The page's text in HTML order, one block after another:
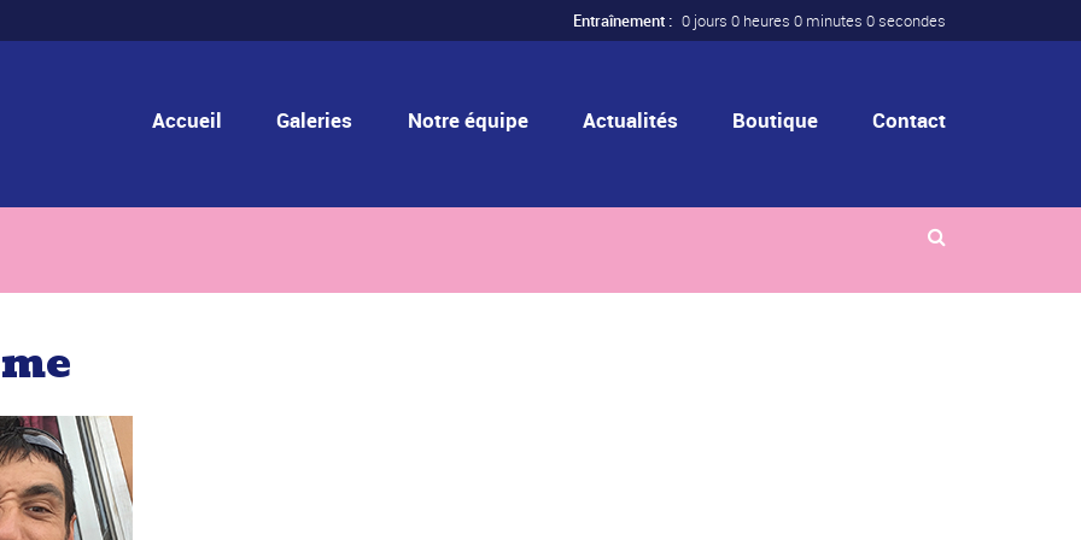
Entraînement : 0 jours 0 heures 0 minutes 0 secondes
Accueil Galeries Notre équipe Actualités Boutique Contact